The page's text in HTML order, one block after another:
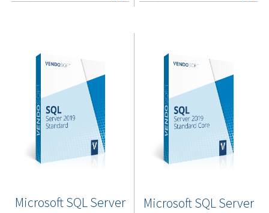
Microsoft SQL Server
Microsoft SQL Server